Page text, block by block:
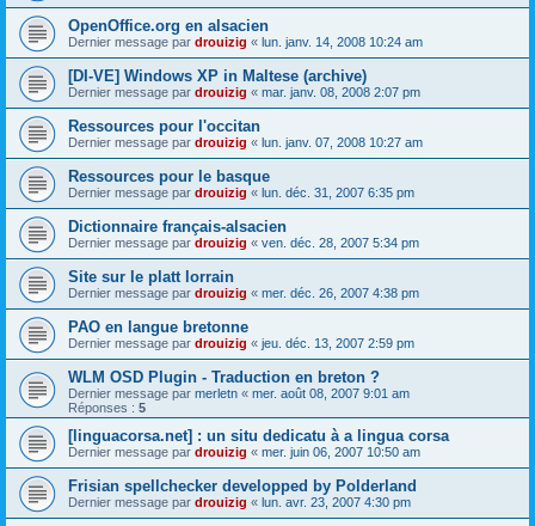
OpenOffice.org en alsacien
Dernier message par drouizig « lun. janv. 14, 2008 10:24 am
[DI-VE] Windows XP in Maltese (archive)
Dernier message par drouizig « mar. janv. 08, 2008 2:07 pm
Ressources pour l'occitan
Dernier message par drouizig « lun. janv. 07, 2008 10:27 am
Ressources pour le basque
Dernier message par drouizig « lun. déc. 31, 2007 6:35 pm
Dictionnaire français-alsacien
Dernier message par drouizig « ven. déc. 28, 2007 5:34 pm
Site sur le platt lorrain
Dernier message par drouizig « mer. déc. 26, 2007 4:38 pm
PAO en langue bretonne
Dernier message par drouizig « jeu. déc. 13, 2007 2:59 pm
WLM OSD Plugin - Traduction en breton ?
Dernier message par merletn « mer. août 08, 2007 9:01 am
Réponses : 5
[linguacorsa.net] : un situ dedicatu à a lingua corsa
Dernier message par drouizig « mer. juin 06, 2007 10:50 am
Frisian spellchecker developped by Polderland
Dernier message par drouizig « lun. avr. 23, 2007 4:30 pm